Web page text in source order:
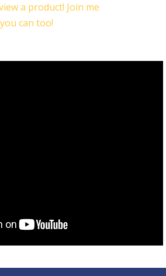
a product! Join me
can too!